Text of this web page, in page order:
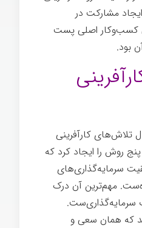
مشارکت در
کسب‌وکار اصلی پست
بود.
بیش از ۱۰۰ سال تلاش‌های کارآفرینی
روش را ایجاد کرد که
سرمايه‌گذاری‌های
مهم‌ترین آن درک
سرمایه‌گذاری‌ست.
که همان سعی و